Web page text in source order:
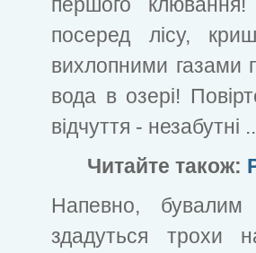
посеред лісу,
вихлопними газами
вода в озері!
відчуття - незабутні
Читайте також:
Напевно,
здадуться трохи